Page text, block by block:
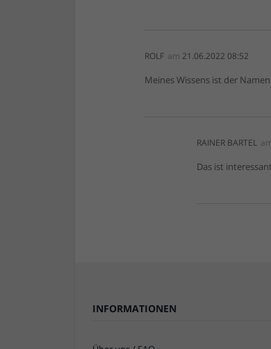
ROLF am 21.06.2022 08:52
Meines Wissens ist der
RAINER BARTEL
Das ist
INFORMATIONEN